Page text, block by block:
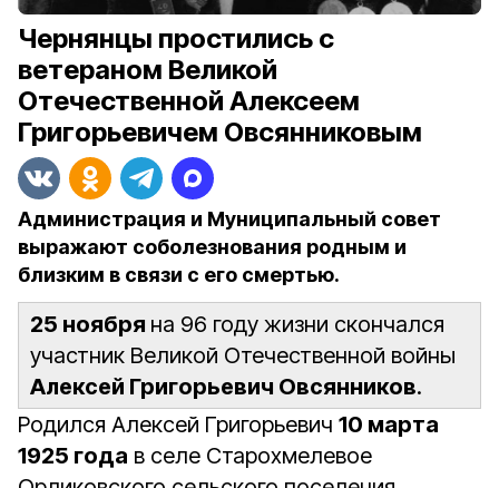
Чернянцы простились с
ветераном Великой
Отечественной Алексеем
Григорьевичем Овсянниковым
Администрация и Муниципальный совет
выражают соболезнования родным и
близким в связи с его смертью.
25 ноября на 96 году жизни скончался
участник Великой Отечественной войны
Алексей Григорьевич Овсянников.
Родился Алексей Григорьевич 10 марта
1925 года в селе Старохмелевое